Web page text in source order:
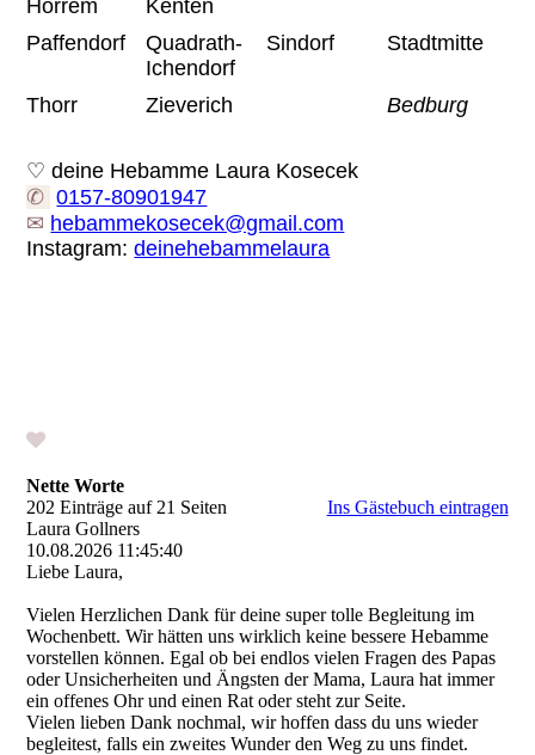
Horrem
Kenten
Paffendorf
Quadrath-
Ichendorf
Sindorf Stadtmitte
Thorr Zieverich Bedburg
♡ deine Hebamme Laura Kosecek
✆ 0157-80901947
✉ hebammekosecek@gmail.com
Instagram:deinehebammelaura
Nette Worte
202 Einträge auf 21 Seiten
Ins Gästebuch eintragen
Laura Gollners
10.08.2026 11:45:40
Liebe Laura,
Vielen Herzlichen Dank für deine super tolle Begleitung im
Wochenbett. Wir hätten uns wirklich keine bessere Hebamme
vorstellen können. Egal ob bei endlos vielen Fragen des Papas
oder Unsicherheiten und Ängsten der Mama, Laura hat immer
ein offenes Ohr und einen Rat oder steht zur Seite.
Vielen lieben Dank nochmal, wir hoffen dass du uns wieder
begleitest, falls ein zweites Wunder den Weg zu uns findet.